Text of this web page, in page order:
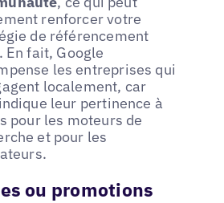
renforcer votre
de référencement
En fait, Google
les entreprises qui
localement, car
leur pertinence à
pour les moteurs de
et pour les
ou promotions